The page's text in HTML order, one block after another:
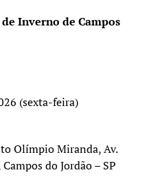
Inverno de Campos
(sexta-feira)
Olímpio Miranda, Av.
do Jordão – SP